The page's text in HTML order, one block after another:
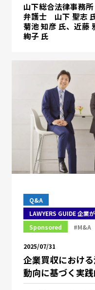
山下総合法律事務所
弁護士 山下 聖
菊池 知彦 氏、近藤
絢子 氏
Q&A
LAWYERS GUIDE 企業
Sponsored
#M&A
2025/07/31
企業買収におけ
動向に基づく実